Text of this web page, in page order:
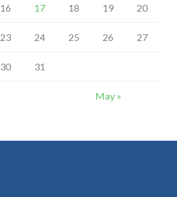
May »
16 17 18 19 20
23 24 25 26 27
30 31